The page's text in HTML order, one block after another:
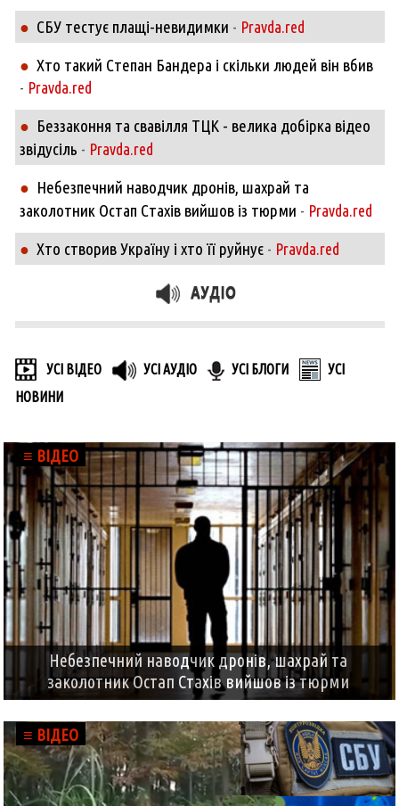
● СБУ тестує плащі-невидимки - Pravda.red
● Хто такий Степан Бандера і скільки людей він вбив
- Pravda.red
● Беззаконня та свавілля ТЦК - велика добірка відео
звідусіль - Pravda.red
● Небезпечний наводчик дронів, шахрай та
заколотник Остап Стахів вийшов із тюрми - Pravda.red
● Хто створив Україну і хто її руйнує- Pravda.red
УСІ ВІДЕО УСІ АУДІО УСІ БЛОГИ
УСІ
НОВИНИ
≡ ВІДЕО
Небезпечний наводчик дронів, шахрай та
заколотник Остап Стахів вийшов із тюрми
≡ ВІДЕО